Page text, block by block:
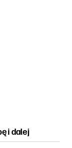
i dalej